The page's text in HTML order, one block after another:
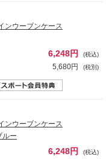
ンウーブンケース
6,248円 (税込)
5,680円 (税別)
ンウーブンケース
ー
6,248円 (税込)